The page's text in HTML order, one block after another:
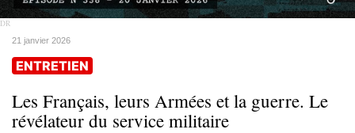
DR
21 janvier 2026
ENTRETIEN
Les Français, leurs Armées et la guerre. Le
révélateur du service militaire